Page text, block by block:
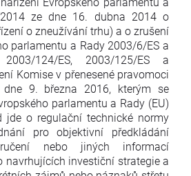
ze dne 16. dubna 2014 o
o zneužívání trhu) a o zrušení
parlamentu a Rady 2003/6/ES a
124/ES, 2003/125/ES a
Komise v přenesené pravomoci
9. března 2016, kterým se
parlamentu a Rady (EU)
jde o regulační technické normy
pro objektivní předkládání
nebo jiných informací
navrhujících investiční strategie a